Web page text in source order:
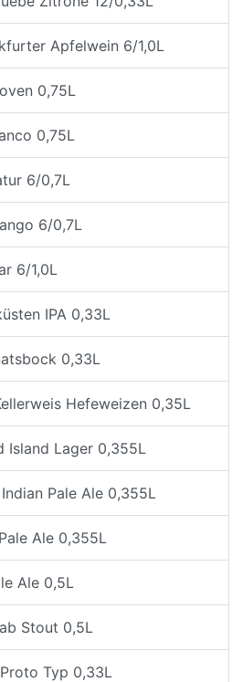
Apfelwein 6/1,0L
0,75L
0,75L
6/0,7L
6/0,7L
6/1,0L
IPA 0,33L
0,33L
Hefeweizen 0,35L
Island Lager 0,355L
Pale Ale 0,355L
Ale 0,355L
Ale 0,5L
Stout 0,5L
Typ 0,33L